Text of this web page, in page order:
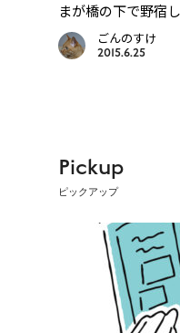
まが橋の下で野宿
ごんのすけ
2015.6.25
Pickup
ピックアップ